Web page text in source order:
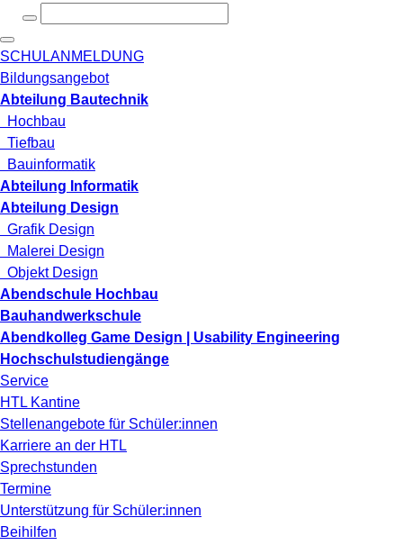
SCHULANMELDUNG
Bildungsangebot
Abteilung Bautechnik
Hochbau
Tiefbau
Bauinformatik
Abteilung Informatik
Abteilung Design
Grafik Design
Malerei Design
Objekt Design
Abendschule Hochbau
Bauhandwerkschule
Abendkolleg Game Design | Usability Engineering
Hochschulstudiengänge
Service
HTL Kantine
Stellenangebote für Schüler:innen
Karriere an der HTL
Sprechstunden
Termine
Unterstützung für Schüler:innen
Beihilfen